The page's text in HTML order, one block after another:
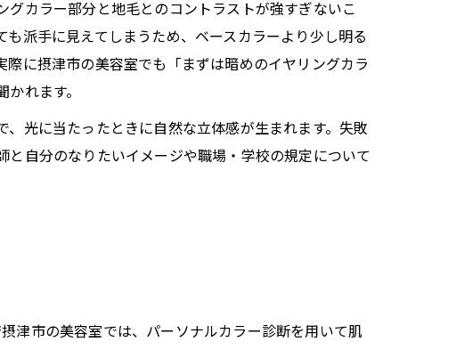
術
グカラー部分と地毛とのコントラストが強すぎないこ
も派手に見えてしまうため、ベースカラーより少し明る
際に摂津市の美容室でも「まずは暗めのイヤリングカラ
れます。
、光に当たったときに自然な立体感が生まれます。失敗
と自分のなりたいイメージや職場・学校の規定について
津市の美容室では、パーソナルカラー診断を用いて肌